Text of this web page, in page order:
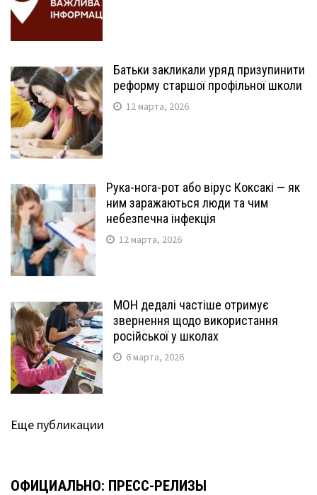
Батьки закликали уряд призупинити
реформу старшої профільної школи
12 марта, 2026
Рука-нога-рот або вірус Коксакі — як
ним заражаються люди та чим
небезпечна інфекція
12 марта, 2026
МОН дедалі частіше отримує
звернення щодо використання
російської у школах
6 марта, 2026
Еще публикации
ОФИЦИАЛЬНО: ПРЕСС-РЕЛИЗЫ